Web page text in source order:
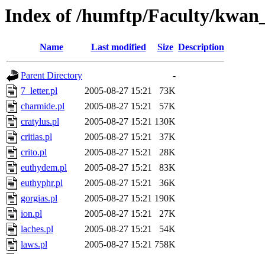
Index of /humftp/Faculty/
Name Last modified Size Description
Parent Directory
-
7_letter.pl
2005-08-27 15:21
73K
charmide.pl
2005-08-27 15:21
57K
cratylus.pl
2005-08-27 15:21 130K
critias.pl
2005-08-27 15:21
37K
crito.pl
2005-08-27 15:21
28K
euthydem.pl
2005-08-27 15:21
83K
euthyphr.pl
2005-08-27 15:21
36K
gorgias.pl
2005-08-27 15:21 190K
ion.pl
2005-08-27 15:21
27K
laches.pl
2005-08-27 15:21
54K
laws.pl
2005-08-27 15:21 758K